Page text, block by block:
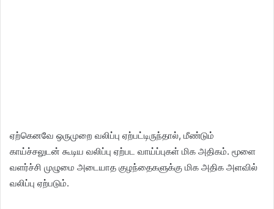
ஏற்கெனவே ஒருமுறை வலிப்பு ஏற்பட்டிருந்தால், மீண்டும்
காய்ச்சலுடன் கூடிய வலிப்பு ஏற்பட வாய்ப்புகள் மிக அதிகம். மூளை
வளர்ச்சி முழுமை அடையாத குழந்தைகளுக்கு மிக அதிக அளவில்
வலிப்பு ஏற்படும்.